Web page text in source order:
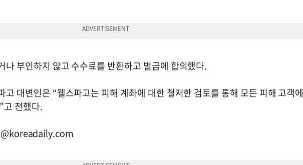
나 부인하지 않고 수수료를 반환하고 벌금에 합의했다.
고 대변인은 “웰스파고는 피해 계좌에 대한 철저한 검토를 통해 모든 피해 고객에
고 전했다.